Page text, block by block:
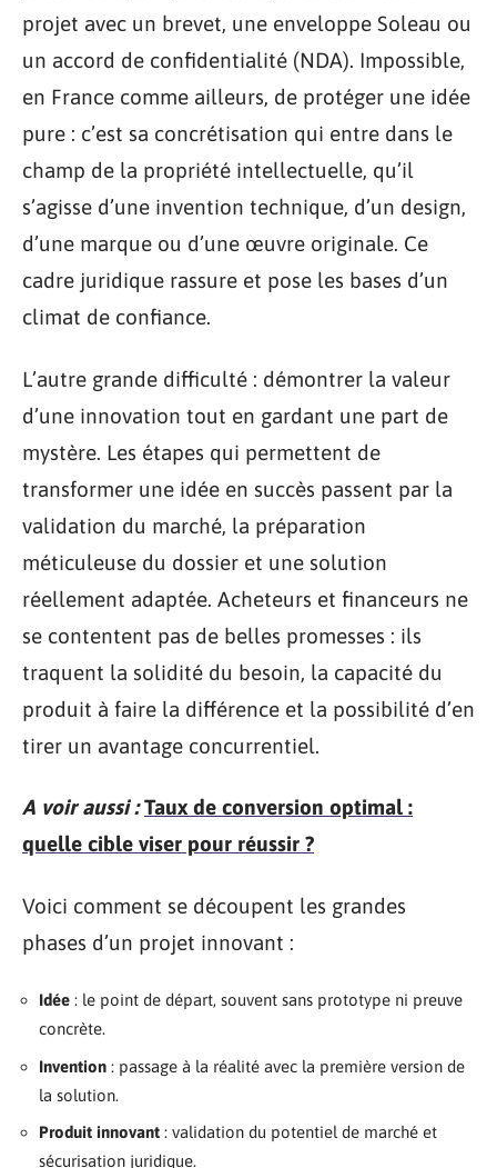
projet avec un brevet, une enveloppe Soleau ou
un accord de confidentialité (NDA). Impossible,
en France comme ailleurs, de protéger une idée
pure : c’est sa concrétisation qui entre dans le
champ de la propriété intellectuelle, qu’il
s’agisse d’une invention technique, d’un design,
d’une marque ou d’une œuvre originale. Ce
cadre juridique rassure et pose les bases d’un
climat de confiance.
L’autre grande difficulté : démontrer la valeur
d’une innovation tout en gardant une part de
mystère. Les étapes qui permettent de
transformer une idée en succès passent par la
validation du marché, la préparation
méticuleuse du dossier et une solution
réellement adaptée. Acheteurs et financeurs ne
se contentent pas de belles promesses : ils
traquent la solidité du besoin, la capacité du
produit à faire la différence et la possibilité d’en
tirer un avantage concurrentiel.
A voir aussi : Taux de conversion optimal :
quelle cible viser pour réussir ?
Voici comment se découpent les grandes
phases d’un projet innovant :
Idée : le point de départ, souvent sans prototype ni preuve
concrète.
Invention : passage à la réalité avec la première version de
la solution.
Produit innovant : validation du potentiel de marché et
sécurisation juridique.